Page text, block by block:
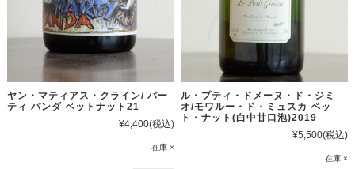
ヤン・マティアス・クライン/ パー
ティ パンダ ペットナット21
¥4,400(税込)
在庫 ×
ル・プティ・ドメーヌ・ド・ジミ
オ/モワルー・ド・ミュスカ ペッ
ト・ナット(白中甘口泡)2019
¥5,500(税込)
在庫 ×